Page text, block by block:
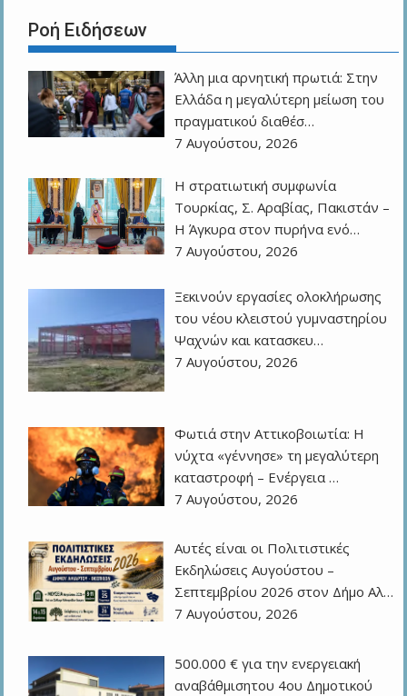
Ροή Ειδήσεων
Άλλη μια αρνητική πρωτιά: Στην
Ελλάδα η μεγαλύτερη μείωση του
πραγματικού διαθέσ…
7 Αυγούστου, 2026
Η στρατιωτική συμφωνία
Τουρκίας, Σ. Αραβίας, Πακιστάν –
Η Άγκυρα στον πυρήνα ενό…
7 Αυγούστου, 2026
Ξεκινούν εργασίες ολοκλήρωσης
του νέου κλειστού γυμναστηρίου
Ψαχνών και κατασκευ…
7 Αυγούστου, 2026
Φωτιά στην Αττικοβοιωτία: Η
νύχτα «γέννησε» τη μεγαλύτερη
καταστροφή – Ενέργεια …
7 Αυγούστου, 2026
Αυτές είναι οι Πολιτιστικές
Εκδηλώσεις Αυγούστου –
Σεπτεμβρίου 2026 στον Δήμο Αλ…
7 Αυγούστου, 2026
500.000 € για την ενεργειακή
αναβάθμισητου 4ου Δημοτικού